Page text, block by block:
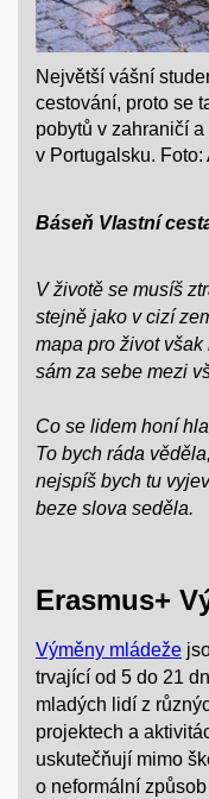
Největší vášní
cestování, proto se
pobytů v zahraničí
v Portugalsku.
Báseň Vlastní
V životě se musíš
stejně jako v cizí
mapa pro život však
sám za sebe mezi
Co se lidem honí
To bych ráda věděla,
nejspíš bych tu
beze slova seděla.
Erasmus+
Výměny mládeže
trvající od 5 do 21
mladých lidí z
projektech a
uskutečňují mimo
o neformální